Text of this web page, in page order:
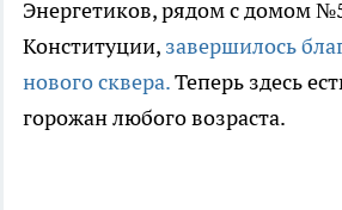
Энергетиков, рядом с домом
Конституции, завершилось
нового сквера.Теперь здесь
горожан любого возраста.